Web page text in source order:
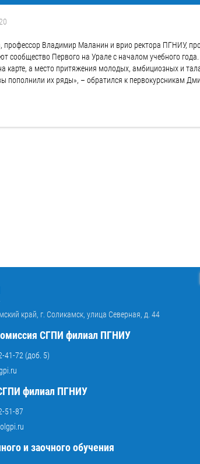
профессор Владимир Маланин и врио ректора ПГНИУ,
сообщество Первого на Урале с началом учебного
карте, а место притяжения молодых, амбициозных и
пополнили их ряды», – обратился к первокурсникам
край, г. Соликамск, улица Северная, д. 44
СГПИ филиал ПГНИУ
72 (доб. 5)
филиал ПГНИУ
51-87
и заочного обучения